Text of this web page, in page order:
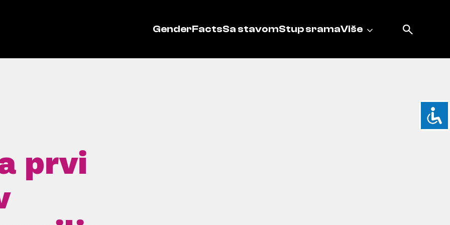
GenderFactsSa stavomStup sramaViše
prvi